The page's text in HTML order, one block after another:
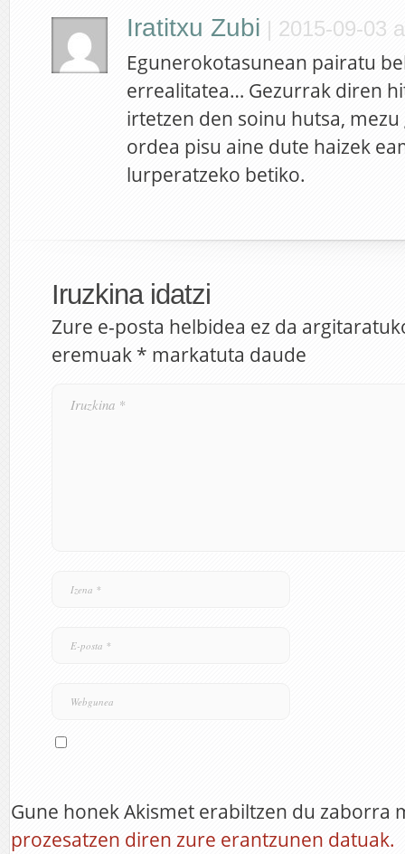
Iratitxu Zubi | 2015-09-03
Egunerokotasunean pairatu
errealitatea… Gezurrak diren
irtetzen den soinu hutsa,
ordea pisu aine dute haizek
lurperatzeko betiko.
Iruzkina idatzi
Zure e-posta helbidea ez da
eremuak * markatuta daude
Gune honek Akismet erabiltzen du zaborra
prozesatzen diren zure erantzunen datuak.